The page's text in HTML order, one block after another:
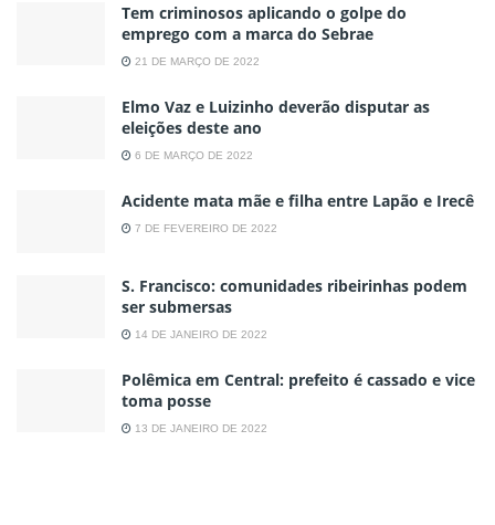
Tem criminosos aplicando o golpe do
emprego com a marca do Sebrae
21 DE MARÇO DE 2022
Elmo Vaz e Luizinho deverão disputar as
eleições deste ano
6 DE MARÇO DE 2022
Acidente mata mãe e filha entre Lapão e Irecê
7 DE FEVEREIRO DE 2022
S. Francisco: comunidades ribeirinhas podem
ser submersas
14 DE JANEIRO DE 2022
Polêmica em Central: prefeito é cassado e vice
toma posse
13 DE JANEIRO DE 2022